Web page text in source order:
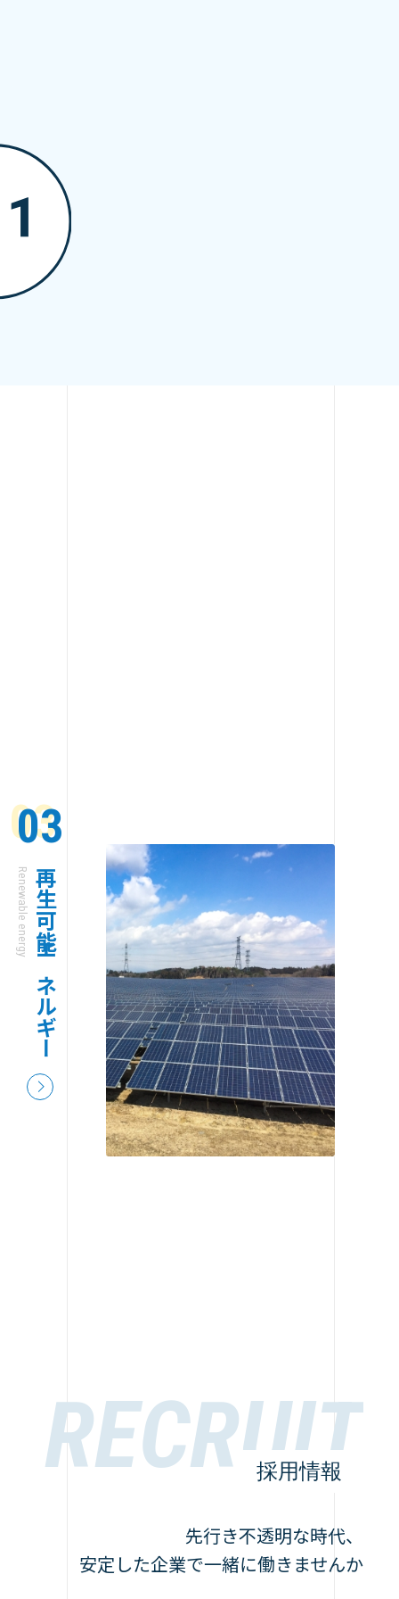
03
再生可能エネルギー
Renewable energy
採用情報
先行き不透明な時代、
安定した企業で一緒に働きませんか